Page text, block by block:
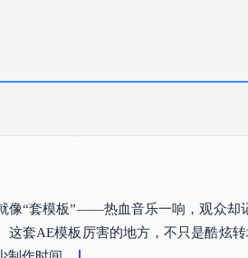
像“套模板”——热血音乐一响，观众却
套AE模板厉害的地方，不只是酷炫